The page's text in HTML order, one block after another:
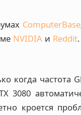
ComputerBase
NVIDIA и Reddit
когда частота
3080
кроется